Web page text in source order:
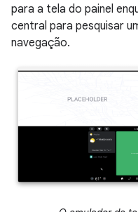
para a tela do painel
central para pesquisar
navegação.